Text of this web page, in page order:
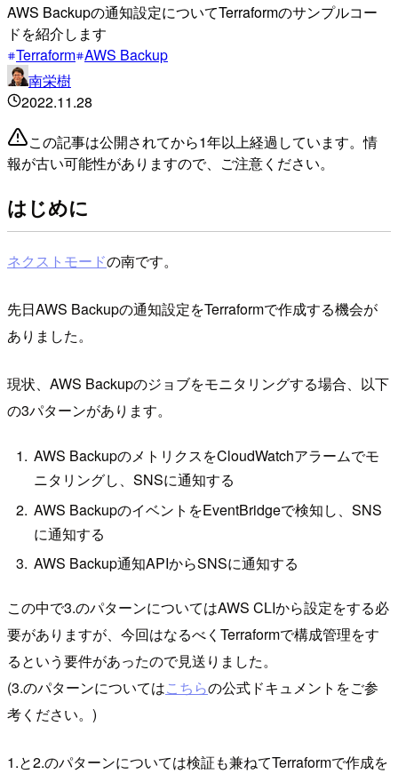
AWS Backupの通知設定についてTerraformのサンプルコー
ドを紹介します
Terraform AWS Backup
南栄樹
2022.11.28
この記事は公開されてから1年以上経過しています。情
報が古い可能性がありますので、ご注意ください。
はじめに
ネクストモードの南です。
先日AWS Backupの通知設定をTerraformで作成する機会が
ありました。
現状、AWS Backupのジョブをモニタリングする場合、以下
の3パターンがあります。
AWS BackupのメトリクスをCloudWatchアラームでモ
ニタリングし、SNSに通知する
AWS BackupのイベントをEventBridgeで検知し、SNS
に通知する
AWS Backup通知APIからSNSに通知する
この中で3.のパターンについてはAWS CLIから設定をする必
要がありますが、今回はなるべくTerraformで構成管理をす
るという要件があったので見送りました。
(3.のパターンについてはこちらの公式ドキュメントをご参
考ください。)
1.と2.のパターンについては検証も兼ねてTerraformで作成を